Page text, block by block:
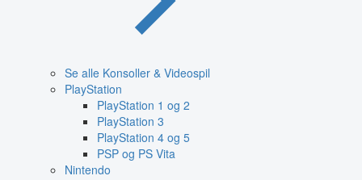
Se alle Konsoller & Videospil
PlayStation
PlayStation 1 og 2
PlayStation 3
PlayStation 4 og 5
PSP og PS Vita
Nintendo